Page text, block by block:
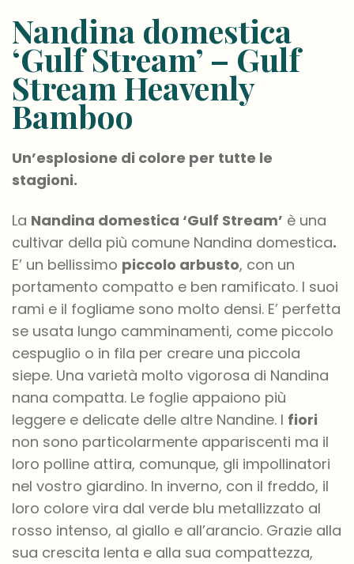
Nandina domestica
‘Gulf Stream’ – Gulf
Stream Heavenly
Bamboo
Un’esplosione di colore per tutte le
stagioni.
La Nandina domestica ‘Gulf Stream’ è una
cultivar della più comune Nandina domestica.
E’ un bellissimo piccolo arbusto, con un
portamento compatto e ben ramificato. I suoi
rami e il fogliame sono molto densi. E’ perfetta
se usata lungo camminamenti, come piccolo
cespuglio o in fila per creare una piccola
siepe. Una varietà molto vigorosa di Nandina
nana compatta. Le foglie appaiono più
leggere e delicate delle altre Nandine. I fiori
non sono particolarmente appariscenti ma il
loro polline attira, comunque, gli impollinatori
nel vostro giardino. In inverno, con il freddo, il
loro colore vira dal verde blu metallizzato al
rosso intenso, al giallo e all’arancio. Grazie alla
sua crescita lenta e alla sua compattezza,